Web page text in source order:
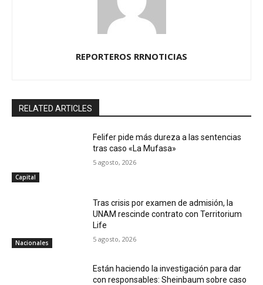
REPORTEROS RRNOTICIAS
RELATED ARTICLES
Capital
Felifer pide más dureza a las sentencias
tras caso «La Mufasa»
5 agosto, 2026
Nacionales
Tras crisis por examen de admisión, la
UNAM rescinde contrato con Territorium
Life
5 agosto, 2026
Están haciendo la investigación para dar
con responsables: Sheinbaum sobre caso